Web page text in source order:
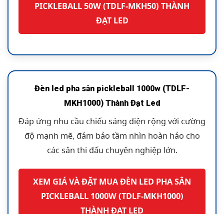
PICKLEBALL 50W (TDLF-MKH50) THÀNH
ĐẠT LED
Đèn led pha sân pickleball 1000w (TDLF-
MKH1000) Thành Đạt Led
Đáp ứng nhu cầu chiếu sáng diện rộng với cường
độ mạnh mẽ, đảm bảo tầm nhìn hoàn hảo cho
các sân thi đấu chuyên nghiệp lớn.
XEM GIÁ VÀ ĐẶT MUA ĐÈN LED PHA SÂN
PICKLEBALL 1000W (TDLF-MKH1000)
THÀNH ĐẠT LED